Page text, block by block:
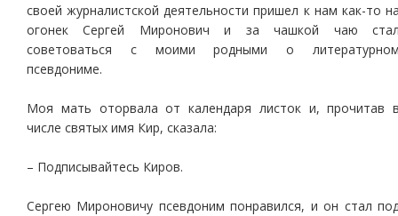
своей журналистской деятельности пришел к нам как-то
огонек Сергей Миронович и за чашкой чаю
советоваться с моими родными о
псевдониме.
Моя мать оторвала от календаря листок и, прочитав
числе святых имя Кир, сказала:
– Подписывайтесь Киров.
Сергею Мироновичу псевдоним понравился, и он стал